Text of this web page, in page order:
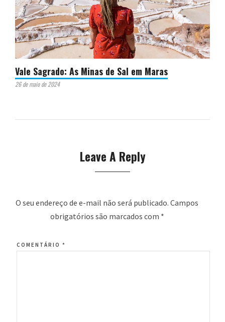
Vale Sagrado: As Minas de Sal em Maras
26 de maio de 2024
Leave A Reply
O seu endereço de e-mail não será publicado. Campos
obrigatórios são marcados com *
COMENTÁRIO *